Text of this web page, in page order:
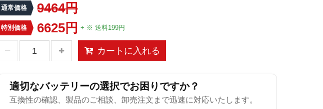
通常価格 9464円
特別価格 6625円 + ※ 送料199円
カートに入れる
適切なバッテリーの選択でお困りですか？
互換性の確認、製品のご相談、卸売注文まで迅速に対応いたします。